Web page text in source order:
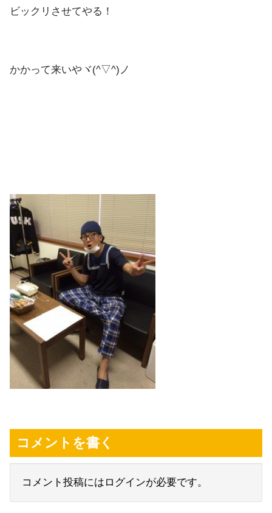
ビックリさせてやる！
かかって来いやヾ(^▽^)ノ
コメントを書く
コメント投稿にはログインが必要です。